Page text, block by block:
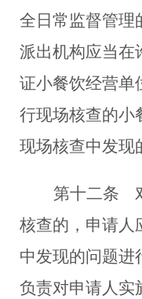
全日常监督管理
派出机构应当在
证小餐饮经营单
行现场核查的小
现场核查中发现
第十二条
核查的，申请人
中发现的问题进
负责对申请人实